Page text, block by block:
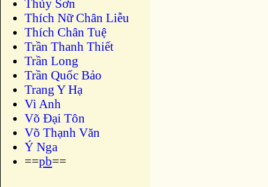
Thúy Sơn
Thích Nữ Chân Liễu
Thích Chân Tuệ
Trần Thanh Thiết
Trần Long
Trần Quốc Bảo
Trang Y Hạ
Vi Anh
Võ Đại Tôn
Võ Thạnh Văn
Ý Nga
==pb==